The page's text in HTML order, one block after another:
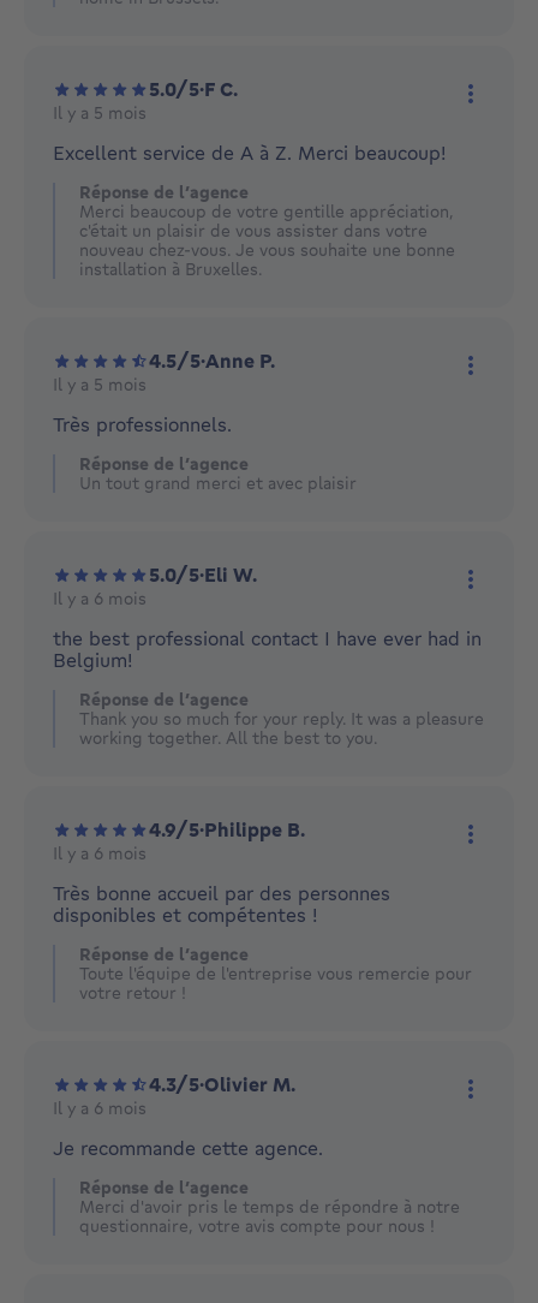
5.0/5·F C.
Il y a 5 mois
Excellent service de A à Z. Merci beaucoup!
Réponse de l’agence
Merci beaucoup de votre gentille appréciation,
c'était un plaisir de vous assister dans votre
nouveau chez-vous. Je vous souhaite une bonne
installation à Bruxelles.
4.5/5·Anne P.
Il y a 5 mois
Très professionnels.
Réponse de l’agence
Un tout grand merci et avec plaisir
5.0/5·Eli W.
Il y a 6 mois
the best professional contact I have ever had in
Belgium!
Réponse de l’agence
Thank you so much for your reply. It was a pleasure
working together. All the best to you.
4.9/5·Philippe B.
Il y a 6 mois
Très bonne accueil par des personnes
disponibles et compétentes !
Réponse de l’agence
Toute l'équipe de l'entreprise vous remercie pour
votre retour !
4.3/5·Olivier M.
Il y a 6 mois
Je recommande cette agence.
Réponse de l’agence
Merci d'avoir pris le temps de répondre à notre
questionnaire, votre avis compte pour nous !